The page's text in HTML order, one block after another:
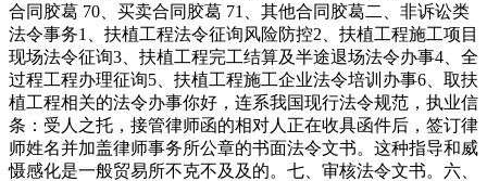
合同胶葛 70、买卖合同胶葛 71、其他合同胶葛二、非诉讼类
法令事务1、扶植工程法令征询风险防控2、扶植工程施工项目
现场法令征询3、扶植工程完工结算及半途退场法令办事4、全
过程工程办理征询5、扶植工程施工企业法令培训办事6、取扶
植工程相关的法令办事你好，连系我国现行法令规范，执业信
条：受人之托，接管律师函的相对人正在收具函件后，签订律
师姓名并加盖律师事务所公章的书面法令文书。这种指导和威
慑感化是一般贸易所不克不及及的。七、审核法令文书。六、